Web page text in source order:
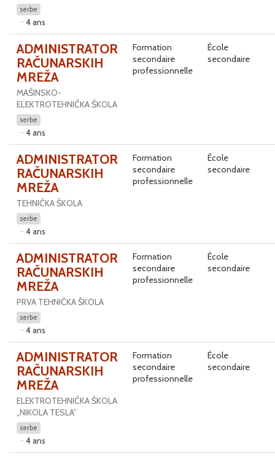
serbe
4 ans
ADMINISTRATOR
RAČUNARSKIH
MREŽA
MAŠINSKO-
ELEKTROTEHNIČKA ŠKOLA
serbe
4 ans
Formation
secondaire
professionnelle
École
secondaire
ADMINISTRATOR
RAČUNARSKIH
MREŽA
TEHNIČKA ŠKOLA
serbe
4 ans
Formation
secondaire
professionnelle
École
secondaire
ADMINISTRATOR
RAČUNARSKIH
MREŽA
PRVA TEHNIČKA ŠKOLA
serbe
4 ans
Formation
secondaire
professionnelle
École
secondaire
ADMINISTRATOR
RAČUNARSKIH
MREŽA
ELEKTROTEHNIČKA ŠKOLA
„NIKOLA TESLA”
serbe
4 ans
Formation
secondaire
professionnelle
École
secondaire